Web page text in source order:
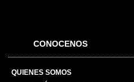
CONOCENOS
QUIENES SOMOS